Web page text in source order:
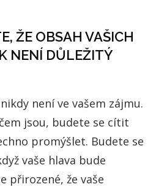
ŽE OBSAH VAŠICH
NENÍ DŮLEŽITÝ
není ve vašem zájmu.
jsou, budete se cítit
promýšlet. Budete se
vaše hlava bude
přirozené, že vaše